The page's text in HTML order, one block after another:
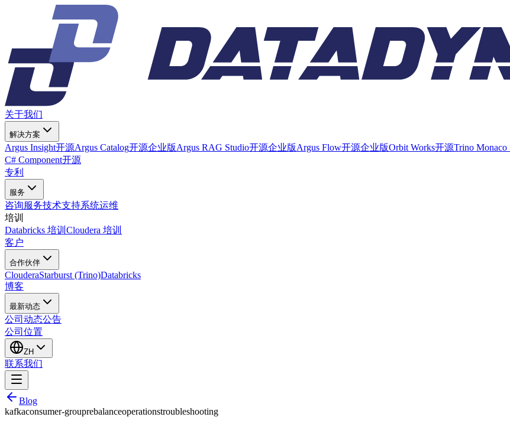
关于我们
解决方案
Argus Insight开源Argus Catalog开源企业版Argus RAG Studio开源企业版Argus Flow开源企业版Orbit Works开源Trino Monaco
C# Component开源
专利
服务
咨询服务技术支持系统运维
培训
Databricks 培训 Cloudera 培训
客户
合作伙伴
ClouderaStarburst (Trino)Databricks
博客
最新动态
公司动态公告
公司位置
ZH
联系我们
Blog
kafkaconsumer-grouprebalanceoperationstroubleshooting